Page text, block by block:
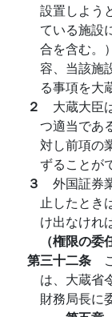
設置しよう
ている施設
合を含む。
容、当該施
る事項を大
２ 大蔵大臣
つ適当であ
対し前項の
ずることが
３ 外国証券
止したとき
け出なけれ
（権限の委
第三十二条
は、大蔵省
財務局長に